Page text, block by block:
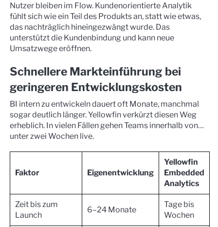
Nutzer bleiben im Flow. Kundenorientierte Analytik
fühlt sich wie ein Teil des Produkts an, statt wie etwas,
das nachträglich hineingezwängt wurde. Das
unterstützt die Kundenbindung und kann neue
Umsatzwege eröffnen.
Schnellere Markteinführung bei
geringeren Entwicklungskosten
BI intern zu entwickeln dauert oft Monate, manchmal
sogar deutlich länger. Yellowfin verkürzt diesen Weg
erheblich. In vielen Fällen gehen Teams innerhalb von…
unter zwei Wochen live.
Faktor Eigenentwicklung
Yellowfin
Embedded
Analytics
Zeit bis zum
Launch
6–24 Monate
Tage bis
Wochen